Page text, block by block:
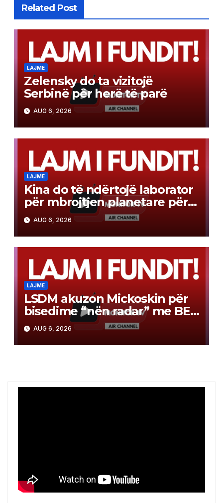
Related Post
LAJME
Zelensky do ta vizitojë
Serbinë për herë të parë
AUG 6, 2026
LAJME
Kina do të ndërtojë laborator
për mbrojtjen planetare për
misionin e kthimit të
mostrave në Mars
AUG 6, 2026
LAJME
LSDM akuzon Mickoskin për
bisedime “nën radar” me BE-
nëAUG 6, 2026